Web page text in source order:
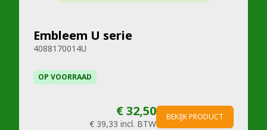
Embleem U serie
4088170014U
OP VOORRAAD
€ 32,50
€ 39,33 incl. BTW
BEKIJK PRODUCT